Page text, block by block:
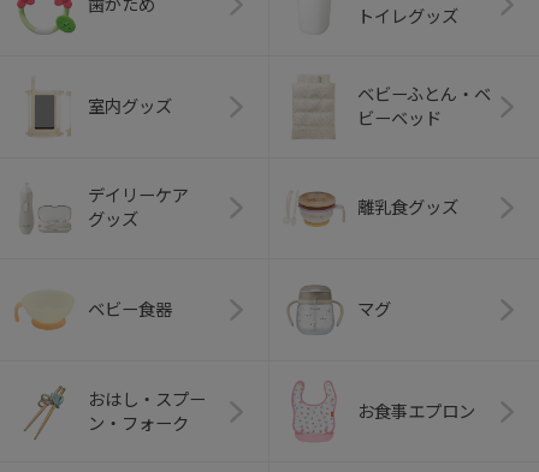
歯がため
トイレグッズ
室内グッズ
ベビーふとん・ベ
ビーベッド
デイリーケア
グッズ
離乳食グッズ
ベビー食器 マグ
おはし・スプー
ン・フォーク
お食事エプロン